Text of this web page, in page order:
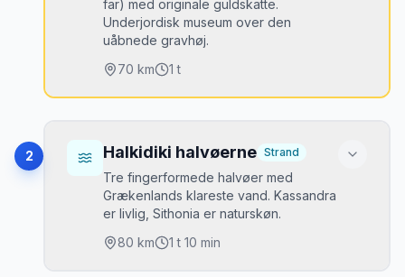
far) med originale guldskatte.
Underjordisk museum over den
uåbnede gravhøj.
70 km 1 t
• Filip II's originale gulddiadem
Underjordisk museum in situ
Makedoniske malede grave
Pella — Alexander den Stores fødeby
(videre 40 km)
2 Halkidiki halvøerne Strand
Tre fingerformede halvøer med
Grækenlands klareste vand. Kassandra
er livlig, Sithonia er naturskøn.
80 km 1 t 10 min